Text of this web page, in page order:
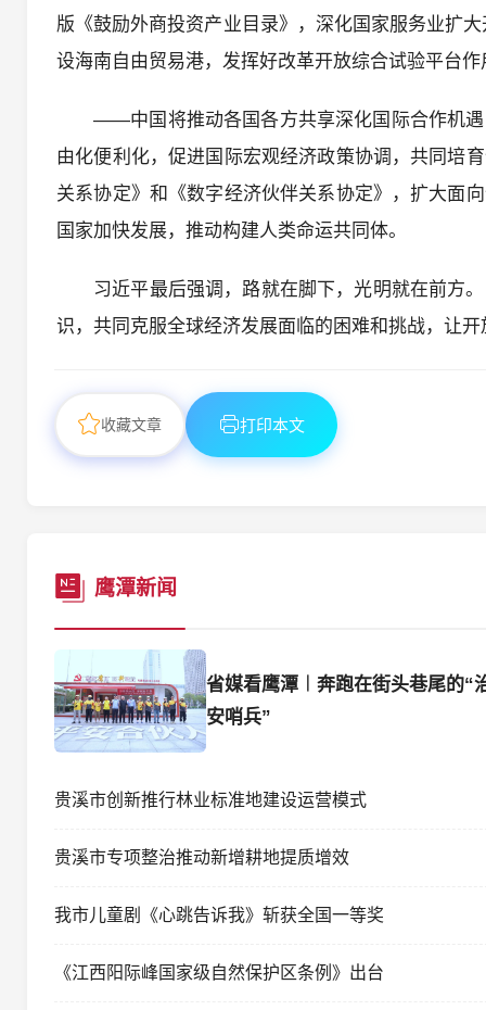
版《鼓励外商投资产业目录》，深化国家服务业扩
设海南自由贸易港，发挥好改革开放综合试验平台作
——中国将推动各国各方共享深化国际合作机
由化便利化，促进国际宏观经济政策协调，共同培
关系协定》和《数字经济伙伴关系协定》，扩大面
国家加快发展，推动构建人类命运共同体。
习近平最后强调，路就在脚下，光明就在前方
识，共同克服全球经济发展面临的困难和挑战，让
收藏文章 打印本文
鹰潭新闻
省媒看鹰潭︱奔跑在街头巷尾的“
安哨兵”
贵溪市创新推行林业标准地建设运营模式
贵溪市专项整治推动新增耕地提质增效
我市儿童剧《心跳告诉我》斩获全国一等奖
《江西阳际峰国家级自然保护区条例》出台